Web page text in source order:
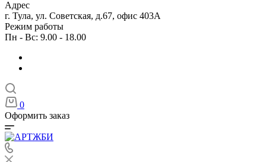
Адрес
г. Тула, ул. Советская, д.67, офис 403А
Режим работы
Пн - Вс: 9.00 - 18.00
0
Оформить заказ